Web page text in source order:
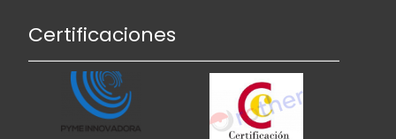
Certificaciones